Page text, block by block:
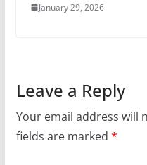
January 29, 2026
Leave a Reply
Your email address will
fields are marked *